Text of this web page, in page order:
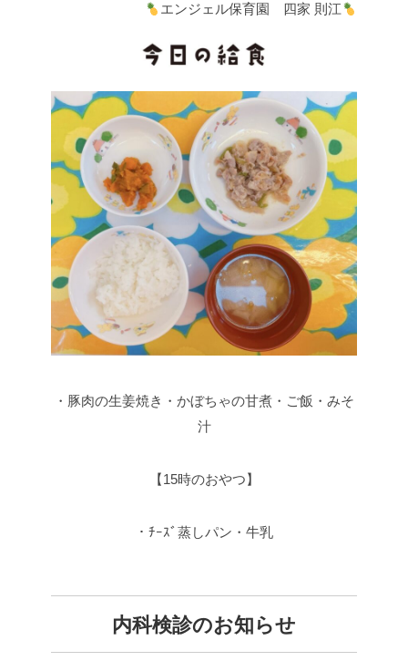
エンジェル保育園 四家 則江
・豚肉の生姜焼き・かぼちゃの甘煮・ご飯・みそ
汁
【15時のおやつ】
・ﾁｰｽﾞ蒸しパン・牛乳
内科検診のお知らせ